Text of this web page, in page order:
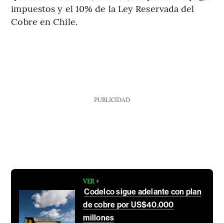
impuestos y el 10% de la Ley Reservada del
Cobre en Chile.
PUBLICIDAD
VER +
Codelco sigue adelante con plan
de cobre por US$40.000
millones